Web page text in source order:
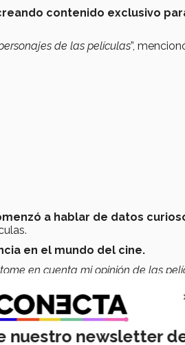
contenido exclusivo
de las películas”,
a hablar de datos
en el mundo del cine.
en cuenta mi opinión de las
nuestro newsletter